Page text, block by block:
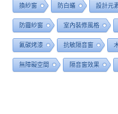
換紗窗 防白蟻 設計元
防霾紗窗 室內裝修風格
氟碳烤漆 抗敏隔音窗
無障礙空間 隔音窗效果